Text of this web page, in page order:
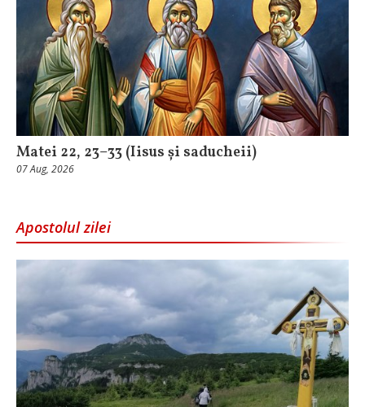
Matei 22, 23–33 (Iisus și saducheii)
07 Aug, 2026
Apostolul zilei